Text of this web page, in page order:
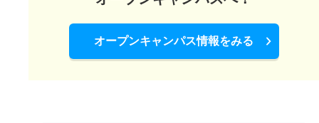
オープンキャンパス情報をみる